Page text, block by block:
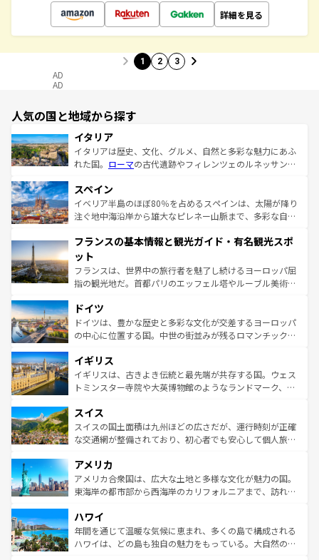
詳細を見る
1 2 3
AD
AD
人気の国と地域から探す
イタリア
イタリアは歴史、文化、グルメ、自然と多彩な魅力にあふ
れた国。 ローマの古代遺跡やフィレンツェのルネッサンス
ろん、トスカーナの美しい田園風景やアマルフィ海岸の絶
景など、自然景観も見逃せない。観光の合間には、本場の
ピザやパスタなど、絶品のイタリア料理を堪能することも
ませてくれるイタリアで、忘れられない旅をしてみよう！
なお、新着のイタリア情報は
しい。
スペイン
イベリア半島のほぼ80％を占めるスペインは、太陽が降り
注ぐ地中海沿岸から雄大なピレネー山脈まで、多彩な自然
文化が根付くこの国では、情熱的なフラメンコ、熱気あふ
れる闘牛、そして美味しいタパスが生活の一部となってい
る。首都マドリードの洗練された雰囲気や、バルセロナの
アートに溢れた街角から、地方では古代ローマ遺跡や中世
せる。地方によって風土や気候が異なるスペインはその個
性で訪れる人を魅了する。 なお、新着のスペイン情報は コ
ンテンツ一覧を参照してほしい。
フランスの基本情報と観光ガイド・有名観光スポ
ット
フランスは、世界中の旅行者を魅了し続けるヨーロッパ屈
指の観光地だ。首都パリのエッフェル塔やルーブル美術館
で、幅広い魅力が詰まっている。華麗な宮殿、歴史的な大
聖堂、美しいビーチ、そして豊かな自然が、訪れる者を心
から魅了する。また、フランスは美食の国としても知ら
いる。シャンパンの発祥地であるランス、プロヴァンスの
香り高いラベンダー畑など、多彩な楽しみ方が可能だ。さ
らに、パリ以外の地域にも魅力が溢れており、どの街角に
れる地方に足を運ぶとそれぞれで全く異なる文化を体験で
きるだろう。 なお、新着のフランス情報はコンテンツ一覧
を参照してほしい。
ドイツ
ドイツは、豊かな歴史と多彩な文化が交差するヨーロッパ
の中心に位置する国。中世の街並みが残るロマンチック街
顔を持つこの国は、どこを歩いても飽きることがない。ベ
ルリンの文化的活気、バイエルン州のアルプスの絶景、そ
してライン川沿いのワイン畑といった風景は必見。ビール
は、お酒好きな人にはぜひ体験してほしい。 なお、新着の
ドイツ情報はコンテンツ一覧を参照してほしい。
イギリス
イギリスは、古きよき伝統と最先端が共存する国。ウェス
トミンスター寺院や大英博物館のようなランドマーク、歴
リアごとに異なる魅力がある。また、優雅なアフタヌーン
ティー、ビール好きにはたまらない英国パブ、サッカー観
戦など、本場だからこそできる体験も豊富。イギリスを旅
ンツ一覧を参照してほしい。
スイス
スイスの国土面積は九州ほどの広さだが、運行時刻が正確
な交通網が整備されており、初心者でも安心して個人旅行
の建物がそのまま残る町や、スイスならではのユニークな
博物館もあり、アルプス観光だけでなく町歩きも満喫する
ことができる。国民の所得が高いため物価も高いが、旅行
ば市内交通費無料で観光を楽しむこともできる。 なお、新
着のスイス情報はコンテンツ一覧 を参照してほしい。
アメリカ
アメリカ合衆国は、広大な土地と多様な文化が魅力の国。
東海岸の都市部から西海岸のカリフォルニアまで、訪れる
のような巨大都市は、観光、ショッピング、エンターテイ
ンメントが詰まった刺激的なスポットだ。一方、アメリカ
西部には大自然が広がり、グランドキャニオンやイエロー
ハワイ
年間を通じて温暖な気候に恵まれ、多くの島で構成される
ハワイは、どの島も独自の魅力をもっている。大自然の神